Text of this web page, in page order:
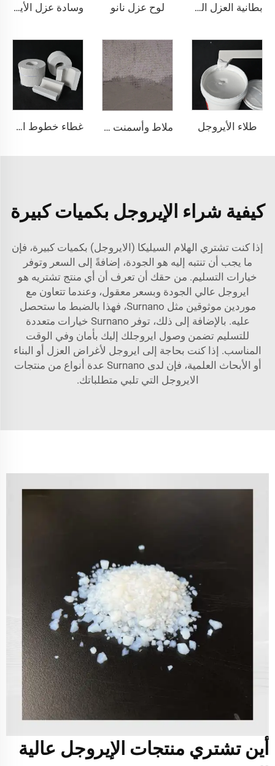
بطانية العزل النانوية 650℃ لوح عزل نانو وسادة عزل الأيروجيل
طلاء الأيروجل ملاط وأسمنت الأيروجيل غطاء خطوط الأنابيب من الأيروجل
كيفية شراء الإيروجل بكميات كبيرة
إذا كنت تشتري الهلام السيليكا (الايروجل) بكميات كبيرة، فإن
ما يجب أن تنتبه إليه هو الجودة، إضافةً إلى السعر وتوفر
خيارات التسليم. من حقك أن تعرف أن أي منتج تشتريه هو
ايروجل عالي الجودة وبسعر معقول، وعندما تتعاون مع
موردين موثوقين مثل Surnano، فهذا بالضبط ما ستحصل
عليه. بالإضافة إلى ذلك، توفر Surnano خيارات متعددة
للتسليم تضمن وصول ايروجلك إليك بأمان وفي الوقت
المناسب. إذا كنت بحاجة إلى ايروجل لأغراض العزل أو البناء
أو الأبحاث العلمية، فإن لدى Surnano عدة أنواع من منتجات
الايروجل التي تلبي متطلباتك.
أين تشتري منتجات الإيروجل عالية